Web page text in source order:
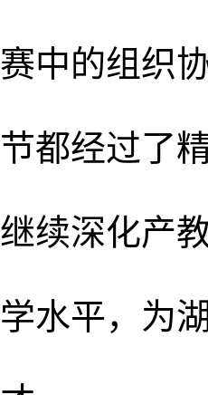
赛中的组织
节都经过了
继续深化产
学水平，为